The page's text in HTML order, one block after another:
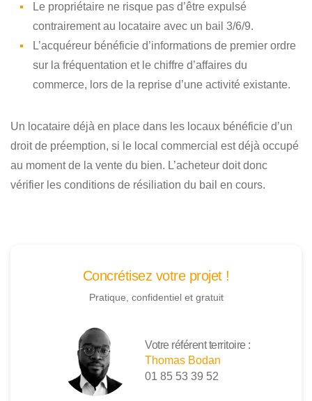
Le propriétaire ne risque pas d’être expulsé
contrairement au locataire avec un bail 3/6/9.
L’acquéreur bénéficie d’informations de premier ordre
sur la fréquentation et le chiffre d’affaires du
commerce, lors de la reprise d’une activité existante.
Un locataire déjà en place dans les locaux bénéficie d’un
droit de préemption, si le local commercial est déjà occupé
au moment de la vente du bien. L’acheteur doit donc
vérifier les conditions de résiliation du bail en cours.
Concrétisez votre projet !
Pratique, confidentiel et gratuit
Votre référent territoire :
Thomas Bodan
01 85 53 39 52